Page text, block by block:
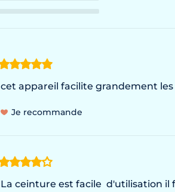
cet appareil facilite grandement
Je recommande
La ceinture est facile  d'utilisation il